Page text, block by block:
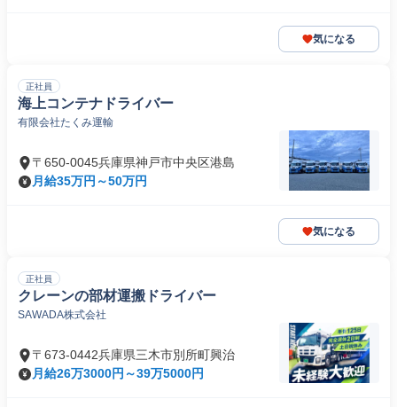
気になる
正社員
海上コンテナドライバー
有限会社たくみ運輸
〒650-0045兵庫県神戸市中央区港島
月給35万円～50万円
気になる
正社員
クレーンの部材運搬ドライバー
SAWADA株式会社
〒673-0442兵庫県三木市別所町興治
月給26万3000円～39万5000円